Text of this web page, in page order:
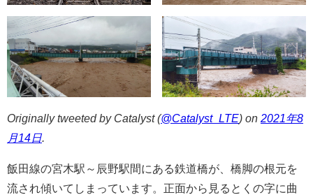
Originally tweeted by Catalyst (@Catalyst_LTE) on 2021年8
月14日.
飯田線の宮木駅～辰野駅間にある鉄道橋が、橋脚の根元を
流され傾いてしまっています。正面から見るとくの字に曲